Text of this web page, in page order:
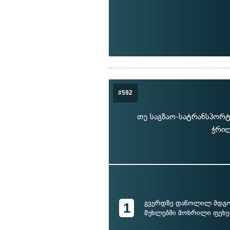
#592
თუ საგზაო-
1
გვერდზე დაწოლილ
მუხლებში მოხრილი